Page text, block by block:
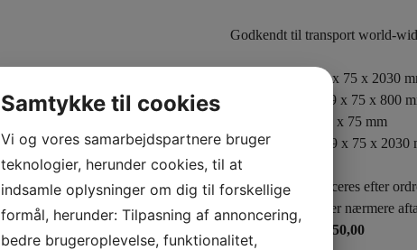
Godkendt til transport world-
5 Topbrædder 16 x 75 x 2030
3 Tværbrædder 19 x 75 x 800
9 Klodser 75 x 75 x 75 mm
3 Bundbrædder 19 x 75 x 2030
NB!Pallen produceres efter
ordredato eller efter nærmere
kr.150,00
Samtykke til cookies
Vi og vores samarbejdspartnere bruger
teknologier, herunder cookies, til at
indsamle oplysninger om dig til forskellige
formål, herunder: Tilpasning af annoncering,
bedre brugeroplevelse, funktionalitet,